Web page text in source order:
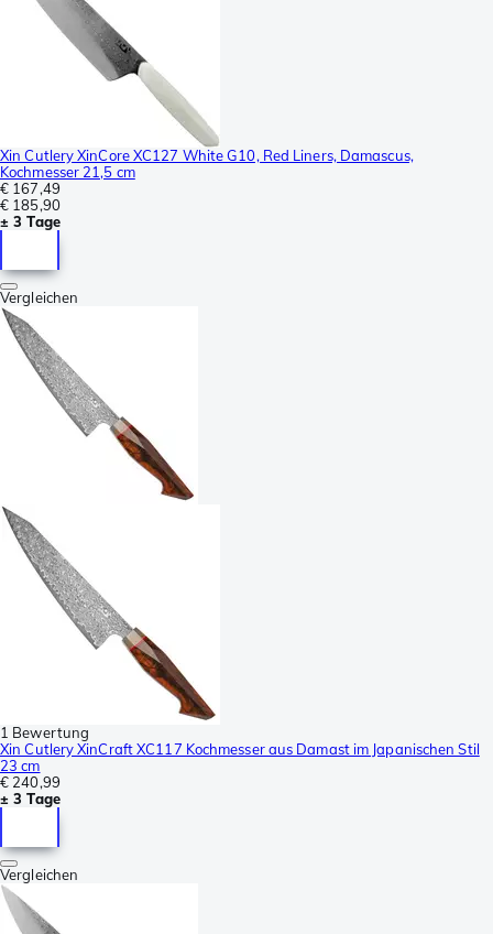
Xin Cutlery XinCore XC127 White G10, Red Liners, Damascus,
Kochmesser 21,5 cm
€ 167,49
€ 185,90
± 3 Tage
Vergleichen
1 Bewertung
Xin Cutlery XinCraft XC117 Kochmesser aus Damast im Japanischen Stil
23 cm
€ 240,99
± 3 Tage
Vergleichen